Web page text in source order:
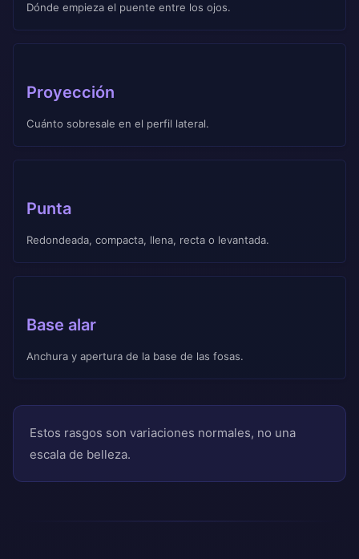
Dónde empieza el puente entre los ojos.
Proyección
Cuánto sobresale en el perfil lateral.
Punta
Redondeada, compacta, llena, recta o levantada.
Base alar
Anchura y apertura de la base de las fosas.
Estos rasgos son variaciones normales, no una
escala de belleza.